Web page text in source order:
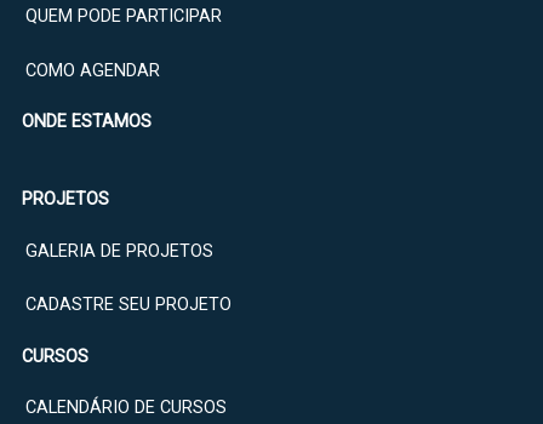
QUEM PODE PARTICIPAR
COMO AGENDAR
ONDE ESTAMOS
PROJETOS
GALERIA DE PROJETOS
CADASTRE SEU PROJETO
CURSOS
CALENDÁRIO DE CURSOS